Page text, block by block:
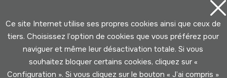
Cookies politique
Ce site Internet utilise ses propres cookies ainsi que ceux de
tiers. Choisissez l’option de cookies que vous préférez pour
naviguer et même leur désactivation totale. Si vous
souhaitez bloquer certains cookies, cliquez sur «
Configuration ». Si vous cliquez sur le bouton « J’ai compris »